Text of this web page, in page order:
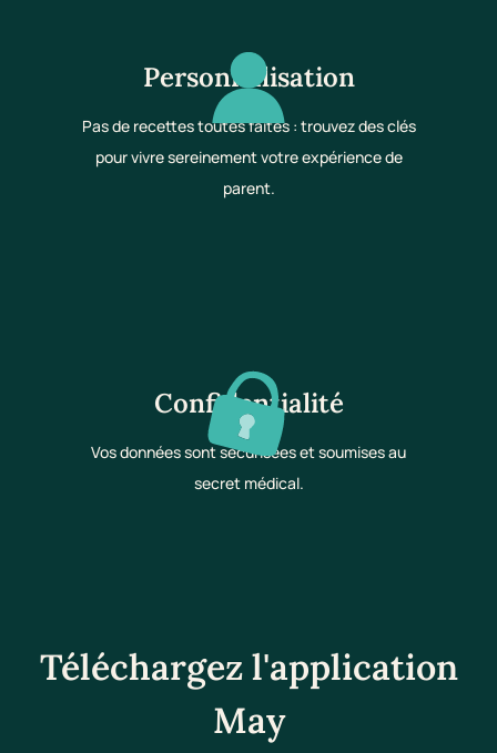
Personnalisation
Pas de recettes toutes faites : trouvez des clés
pour vivre sereinement votre expérience de
parent.
Confidentialité
Vos données sont sécurisées et soumises au
secret médical.
Téléchargez l'application
May